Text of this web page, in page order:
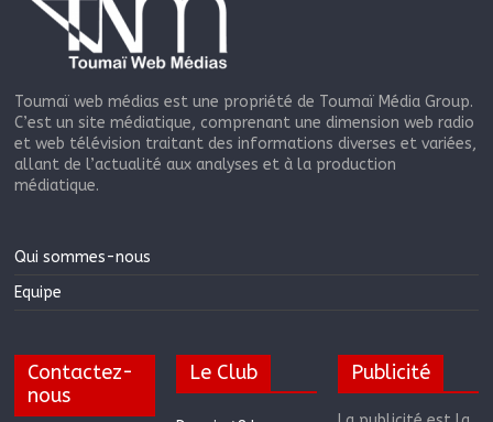
Toumaï web médias est une propriété de Toumaï Média Group.
C’est un site médiatique, comprenant une dimension web radio
et web télévision traitant des informations diverses et variées,
allant de l’actualité aux analyses et à la production
médiatique.
Qui sommes-nous
Equipe
Contactez-
nous
Le Club Publicité